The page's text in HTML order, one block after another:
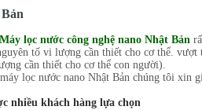
Máy lọc nước công nghệ nano Nhật Bản
tố vi lượng cần thiết cho cơ thể.
cần thiết cho cơ thể con người).
lọc nước nano Nhật Bản chúng tôi xin
nhiều khách hàng lựa chọn